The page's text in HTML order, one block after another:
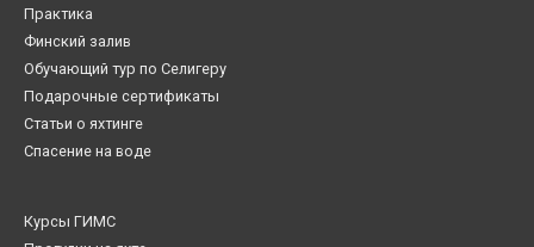
Практика
Финский залив
Обучающий тур по Селигеру
Подарочные сертификаты
Статьи о яхтинге
Спасение на воде
Курсы ГИМС